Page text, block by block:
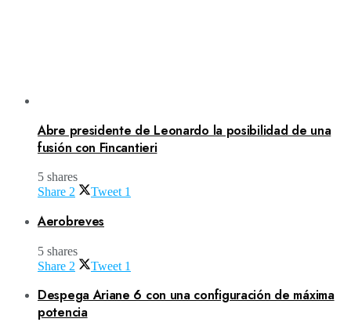
Abre presidente de Leonardo la posibilidad de una
fusión con Fincantieri
5 shares
Share 2 Tweet 1
Aerobreves
5 shares
Share 2 Tweet 1
Despega Ariane 6 con una configuración de máxima
potencia